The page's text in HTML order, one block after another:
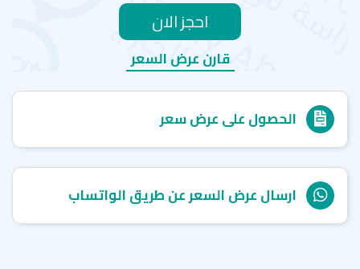
احجز الان
قارن عرض السعر
الحصول على عرض سعر
ارسال عرض السعر عن طريق الواتساب